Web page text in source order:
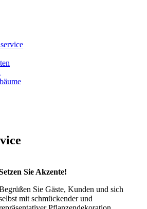
Sie Akzente!
Sie Gäste, Kunden und sich
mit schmückender und